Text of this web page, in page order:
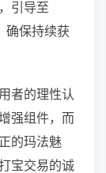
引导至
确保持续获
者的理性认
强组件，而
的玛法魅
宝交易的诚